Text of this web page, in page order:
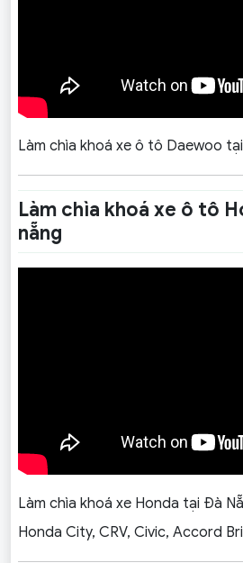
Làm chìa khoá xe ô tô Daewoo
Làm chìa khoá xe ô tô
nẵng
Làm chìa khoá xe Honda tại Đà
Honda City, CRV, Civic, Accord